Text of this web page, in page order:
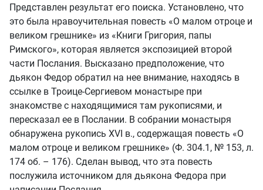
Представлен результат его поиска. Установлено, что
это была нравоучительная повесть «О малом отроце и
великом грешнике» из «Книги Григория, папы
Римского», которая является экспозицией второй
части Послания. Высказано предположение, что
дьякон Федор обратил на нее внимание, находясь в
ссылке в Троице-Сергиевом монастыре при
знакомстве с находящимися там рукописями, и
пересказал ее в Послании. В собрании монастыря
обнаружена рукопись XVI в., содержащая повесть «О
малом отроце и великом грешнике» (Ф. 304.1, № 153, л.
174 об. – 176). Сделан вывод, что эта повесть
послужила источником для дьякона Федора при